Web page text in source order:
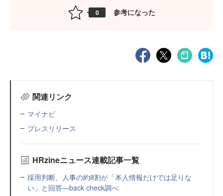
0 参考になった
関連リンク
マイナビ
プレスリリース
HRzineニュース連載記事一覧
採用判断、人事の約8割が「本人情報だけでは足りな
い」と回答—back check調べ